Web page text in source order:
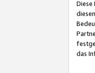
Diese
das